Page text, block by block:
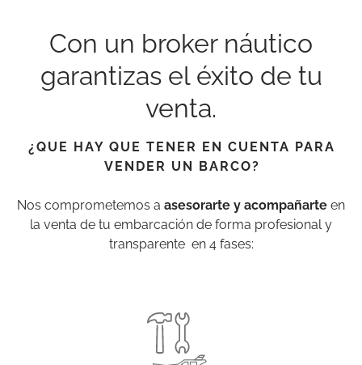
Con un broker náutico
garantizas el éxito de tu
venta.
¿QUE HAY QUE TENER EN CUENTA PARA
VENDER UN BARCO?
Nos comprometemos a asesorarte y acompañarte en
la venta de tu embarcación de forma profesional y
transparente en 4 fases: